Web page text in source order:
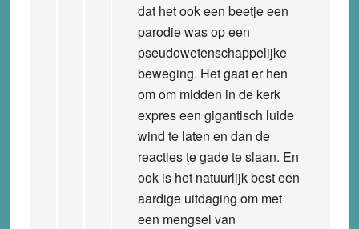
dat het ook een beetje een
parodie was op een
pseudowetenschappelijke
beweging. Het gaat er hen
om om midden in de kerk
expres een gigantisch luide
wind te laten en dan de
reacties te gade te slaan. En
ook is het natuurlijk best een
aardige uitdaging om met
een mengsel van